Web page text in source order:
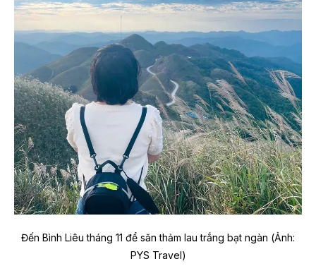
Đến Bình Liêu tháng 11 để săn thảm lau trắng bạt ngàn (Ảnh:
PYS Travel)